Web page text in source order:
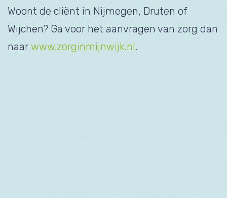
Woont de cliënt in Nijmegen, Druten of
Wijchen? Ga voor het aanvragen van zorg dan
naar www.zorginmijnwijk.nl.